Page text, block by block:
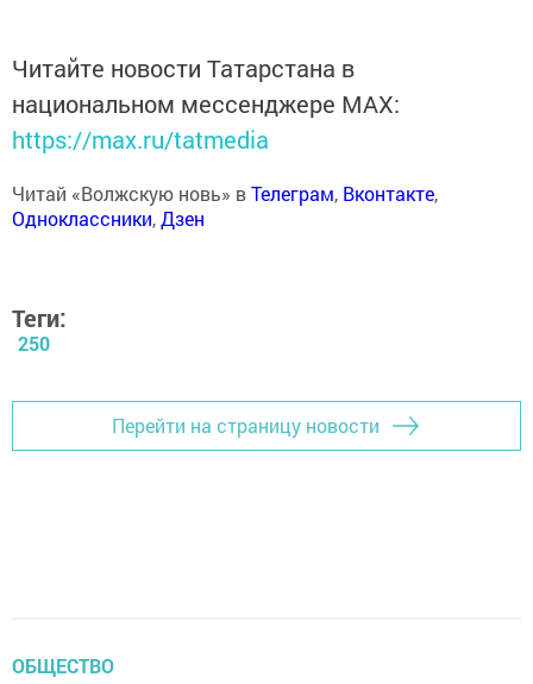
Читайте новости Татарстана в
национальном мессенджере MАХ:
https://max.ru/tatmedia
Читай «Волжскую новь» вТелеграм, Вконтакте,
Одноклассники,Дзен
Теги:
250
Перейти на страницу новости
ОБЩЕСТВО